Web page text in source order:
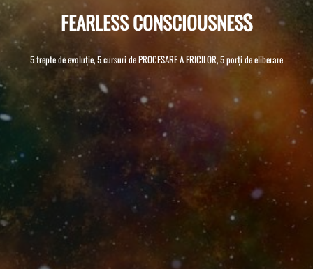
FEARLESSCONSCIOUSNESS
5 trepte de evoluție, 5 cursuri de PROCESARE A FRICILOR, 5 porți de eliberare